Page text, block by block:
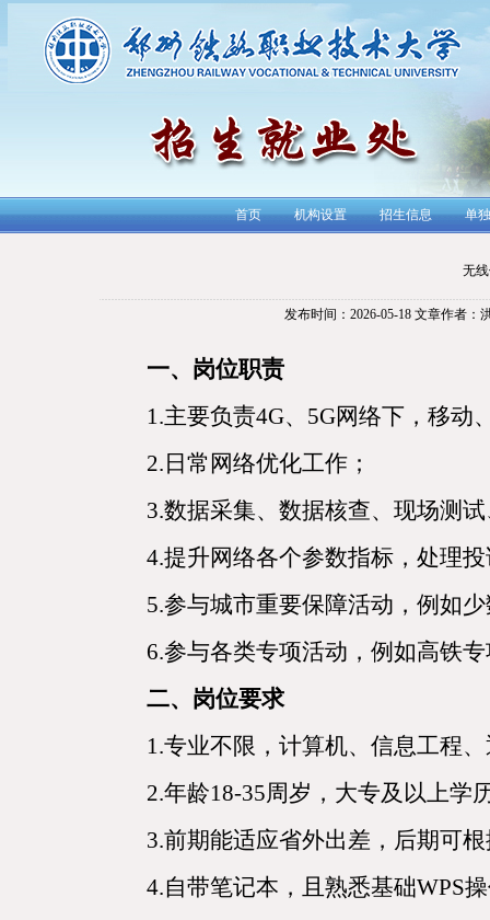
首页 机构设置 招生信息 单
无
发布时间：2026-05-18 文章作者：
一、岗位职责
1.主要负责4G、5G网络下，移
2.日常网络优化工作；
3.数据采集、数据核查、现场测
4.提升网络各个参数指标，处理
5.参与城市重要保障活动，例如
6.参与各类专项活动，例如高铁
二、岗位要求
1.专业不限，计算机、信息工程
2.年龄18-35周岁，大专及以上学
3.前期能适应省外出差，后期可
4.自带笔记本，且熟悉基础WPS